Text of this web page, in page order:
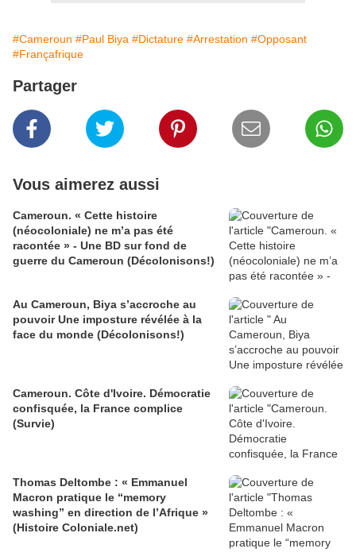
#Cameroun #Paul Biya #Dictature #Arrestation #Opposant
#Françafrique
Partager
Vous aimerez aussi
Cameroun. « Cette histoire
(néocoloniale) ne m’a pas été
racontée » - Une BD sur fond de
guerre du Cameroun (Décolonisons!)
Au Cameroun, Biya s’accroche au
pouvoir Une imposture révélée à la
face du monde (Décolonisons!)
Cameroun. Côte d'Ivoire. Démocratie
confisquée, la France complice
(Survie)
Thomas Deltombe : « Emmanuel
Macron pratique le “memory
washing” en direction de l’Afrique »
(Histoire Coloniale.net)